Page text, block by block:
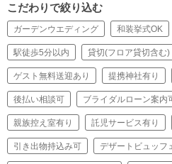
こだわりで絞り込む
ガーデンウエディング 和装挙式OK
駅徒歩5分以内 貸切(フロア貸切含む)
ゲスト無料送迎あり 提携神社有り
後払い相談可 ブライダルローン案内
親族控え室有り 託児サービス有り
引き出物持込み可 デザートビュッフ